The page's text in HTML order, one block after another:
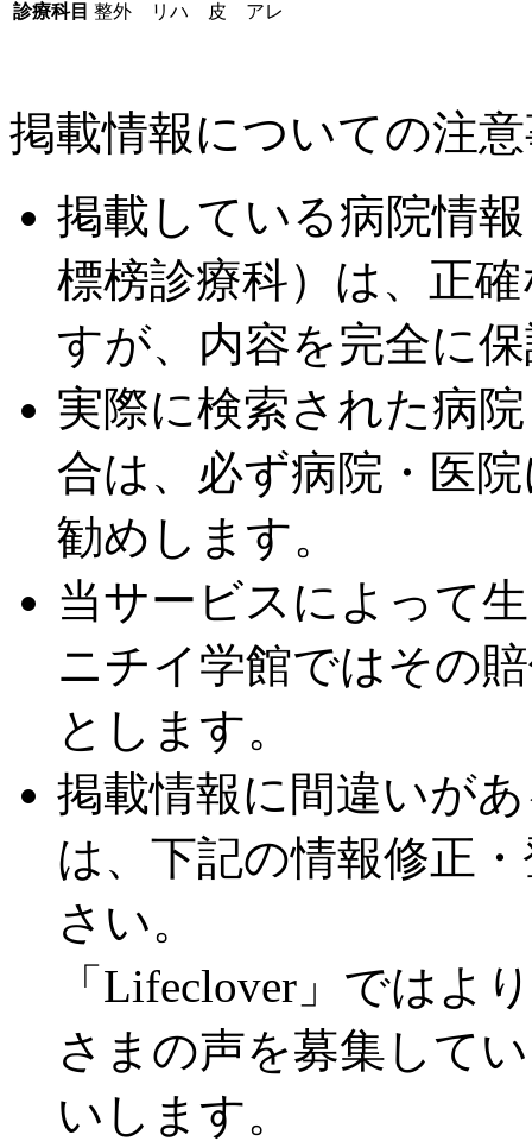
診療科目 整外 リハ 皮 アレ
掲載情報についての注
掲載している病院情
標榜診療科）は、正
すが、内容を完全に
実際に検索された病
合は、必ず病院・医
勧めします。
当サービスによって
ニチイ学館ではその
とします。
掲載情報に間違いが
は、下記の情報修正
さい。
「Lifeclover」ではよ
さまの声を募集して
いします。